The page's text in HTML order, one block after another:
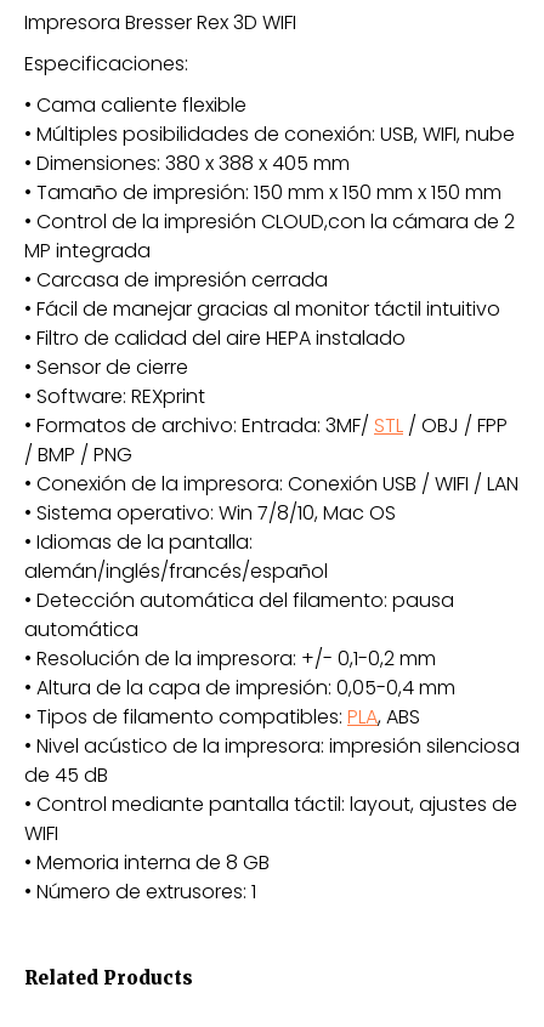
Related Products
Impresora Bresser Rex 3D WIFI
Especificaciones:
• Cama caliente flexible
• Múltiples posibilidades de conexión: USB, WIFI, nube
• Dimensiones: 380 x 388 x 405 mm
• Tamaño de impresión: 150 mm x 150 mm x 150 mm
• Control de la impresión CLOUD,con la cámara de 2
MP integrada
• Carcasa de impresión cerrada
• Fácil de manejar gracias al monitor táctil intuitivo
• Filtro de calidad del aire HEPA instalado
• Sensor de cierre
• Software: REXprint
• Formatos de archivo: Entrada: 3MF/ STL / OBJ / FPP
/ BMP / PNG
• Conexión de la impresora: Conexión USB / WIFI / LAN
• Sistema operativo: Win 7/8/10, Mac OS
• Idiomas de la pantalla:
alemán/inglés/francés/español
• Detección automática del filamento: pausa
automática
• Resolución de la impresora: +/- 0,1-0,2 mm
• Altura de la capa de impresión: 0,05-0,4 mm
• Tipos de filamento compatibles: PLA, ABS
• Nivel acústico de la impresora: impresión silenciosa
de 45 dB
• Control mediante pantalla táctil: layout, ajustes de
WIFI
• Memoria interna de 8 GB
• Número de extrusores: 1